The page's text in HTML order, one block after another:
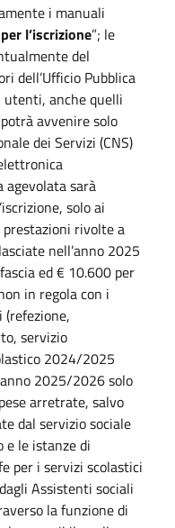
i manuali
l’iscrizione”; le
del
dell’Ufficio Pubblica
utenti, anche quelli
avvenire solo
dei Servizi (CNS)
agevolata sarà
solo ai
rivolte a
nell’anno 2025
ed € 10.600 per
in regola con i
servizio
2024/2025
2025/2026 solo
arretrate, salvo
dal servizio sociale
e le istanze di
per i servizi scolastici
Assistenti sociali
la funzione di